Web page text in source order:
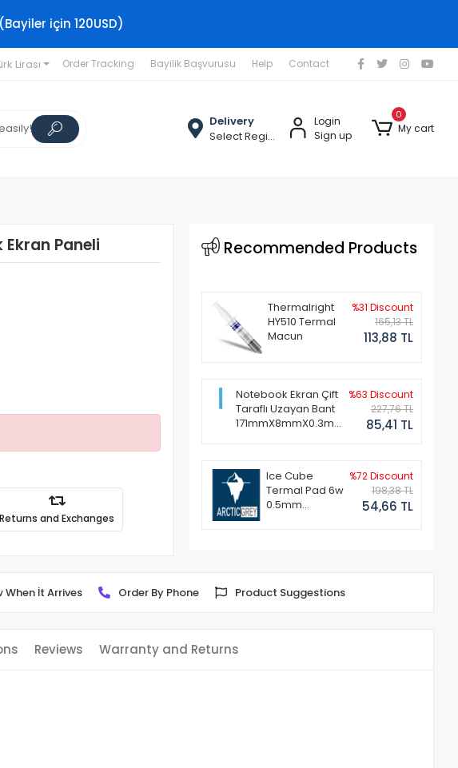
için 120USD)
Lirası Order Tracking Bayilik Başvurusu Help Contact
Delivery
Select Region
Login
Sign up
0
My cart
Paneli
Returns and Exchanges
Recommended Products
Thermalright
HY510 Termal
Macun
%31 Discount
165,13 TL
113,88 TL
Notebook Ekran Çift
Taraflı Uzayan Bant
171mmX8mmX0.3mm
%63 Discount
227,76 TL
85,41 TL
Ice Cube
Termal Pad 6w
0.5mm
%72 Discount
198,38 TL
54,66 TL
When İt Arrives Order By Phone Product Suggestions
Reviews Warranty and Returns